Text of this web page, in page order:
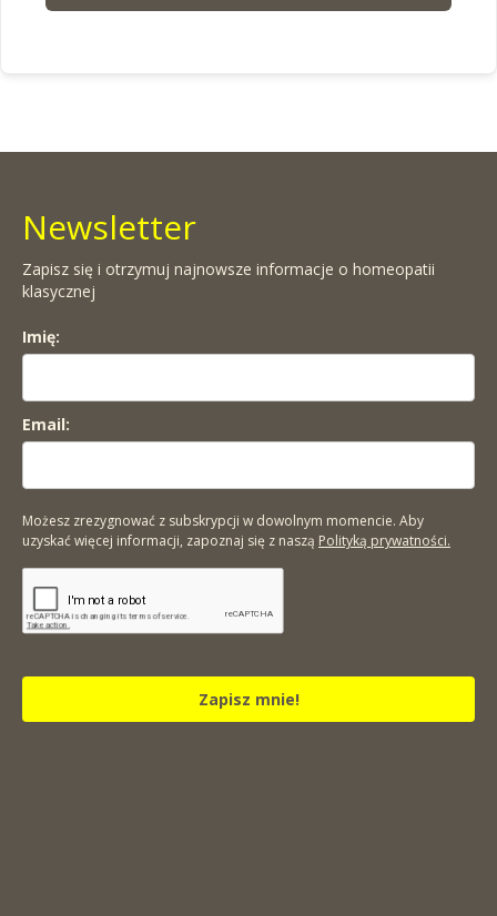
Newsletter
Zapisz się i otrzymuj najnowsze informacje o homeopatii
klasycznej
Imię:
Email:
Możesz zrezygnować z subskrypcji w dowolnym momencie. Aby
uzyskać więcej informacji, zapoznaj się z naszą Polityką prywatności.
Zapisz mnie!